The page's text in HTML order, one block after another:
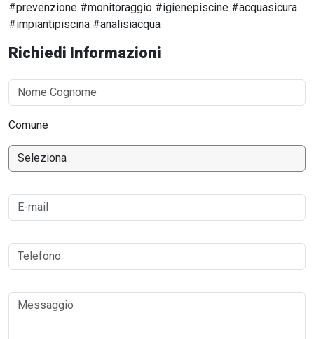
#prevenzione #monitoraggio #igienepiscine #acquasicura
#impiantipiscina #analisiacqua
Richiedi Informazioni
Comune